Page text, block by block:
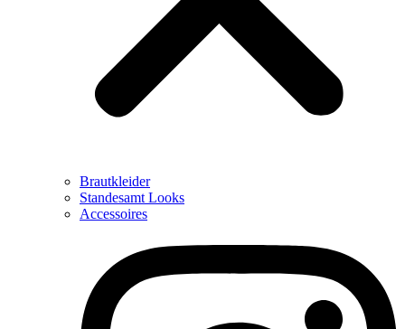
Brautkleider
Standesamt Looks
Accessoires